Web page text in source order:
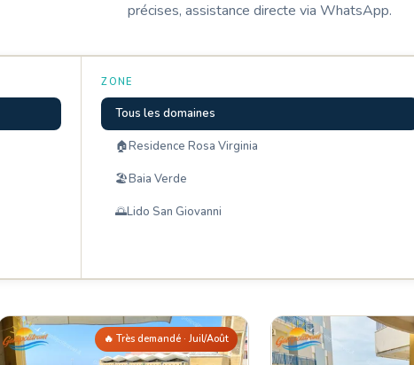
précises, assistance directe via WhatsApp.
ZONE
Tous les domaines
🏠Residence Rosa Virginia
🏖️Baia Verde
🌅Lido San Giovanni
🔥 Très demandé · Juil/Août